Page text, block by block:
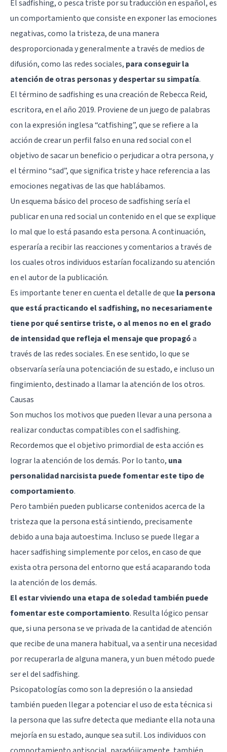
El sadfishing, o pesca triste por su traducción en español, es
un comportamiento que consiste en exponer las emociones
negativas, como la tristeza, de una manera
desproporcionada y generalmente a través de medios de
difusión, como las redes sociales, para conseguir la
atención de otras personas y despertar su simpatía.
El término de sadfishing es una creación de Rebecca Reid,
escritora, en el año 2019. Proviene de un juego de palabras
con la expresión inglesa “catfishing”, que se refiere a la
acción de crear un perfil falso en una red social con el
objetivo de sacar un beneficio o perjudicar a otra persona, y
el término “sad”, que significa triste y hace referencia a las
emociones negativas de las que hablábamos.
Un esquema básico del proceso de sadfishing sería el
publicar en una red social un contenido en el que se explique
lo mal que lo está pasando esta persona. A continuación,
esperaría a recibir las reacciones y comentarios a través de
los cuales otros individuos estarían focalizando su atención
en el autor de la publicación.
Es importante tener en cuenta el detalle de que la persona
que está practicando el sadfishing, no necesariamente
tiene por qué sentirse triste, o al menos no en el grado
de intensidad que refleja el mensaje que propagóa
través de las redes sociales. En ese sentido, lo que se
observaría sería una potenciación de su estado, e incluso un
fingimiento, destinado a llamar la atención de los otros.
Causas
Son muchos los motivos que pueden llevar a una persona a
realizar conductas compatibles con el sadfishing.
Recordemos que el objetivo primordial de esta acción es
lograr la atención de los demás. Por lo tanto, una
personalidad narcisista puede fomentar este tipo de
comportamiento.
Pero también pueden publicarse contenidos acerca de la
tristeza que la persona está sintiendo, precisamente
debido a una baja autoestima. Incluso se puede llegar a
hacer sadfishing simplemente por celos, en caso de que
exista otra persona del entorno que está acaparando toda
la atención de los demás.
El estar viviendo una etapa de soledad también puede
fomentar este comportamiento. Resulta lógico pensar
que, si una persona se ve privada de la cantidad de atención
que recibe de una manera habitual, va a sentir una necesidad
por recuperarla de alguna manera, y un buen método puede
ser el del sadfishing.
Psicopatologías como son la depresión o la ansiedad
también pueden llegar a potenciar el uso de esta técnica si
la persona que las sufre detecta que mediante ella nota una
mejoría en su estado, aunque sea sutil. Los individuos con